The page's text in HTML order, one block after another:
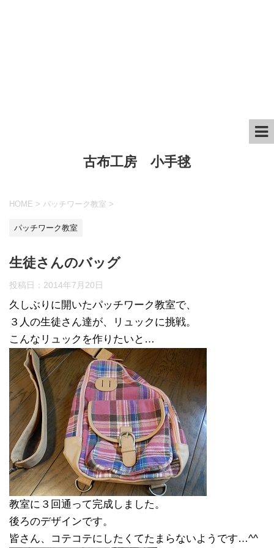
古布工房 小手毬
HOME > パッチワーク教室 >
パッチワーク教室
生徒さんのバッグ
投稿日： 2014年7月20日
久しぶりに開いたパッチワーク教室で、
３人の生徒さん達が、リュックに挑戦。
こんなリュックを作りたいと…
教室に３回通って完成しました。
後ろのデザインです。
皆さん、コテコテにしたくてたまらないようです…^^